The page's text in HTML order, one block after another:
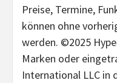
Preise, Termine,
können ohne
werden. ©2025
Marken oder
International LLC in